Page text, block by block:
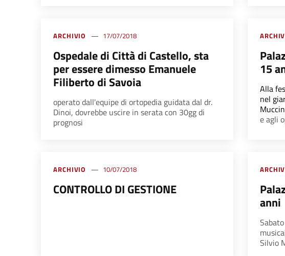
ARCHIVIO 17/07/2018
Ospedale di Città di Castello, sta
per essere dimesso Emanuele
Filiberto di Savoia
operato dall'equipe di ortopedia guidata dal dr.
Dinoi, dovrebbe uscire in serata con 30gg di
prognosi
15
Alla
nel
e agli
ARCHIVIO 10/07/2018
CONTROLLO DI GESTIONE
anni
Silvio